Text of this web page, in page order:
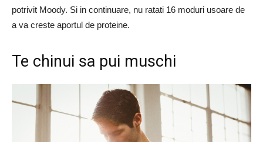
potrivit Moody. Si in continuare, nu ratati 16 moduri usoare de
a va creste aportul de proteine.
Te chinui sa pui muschi